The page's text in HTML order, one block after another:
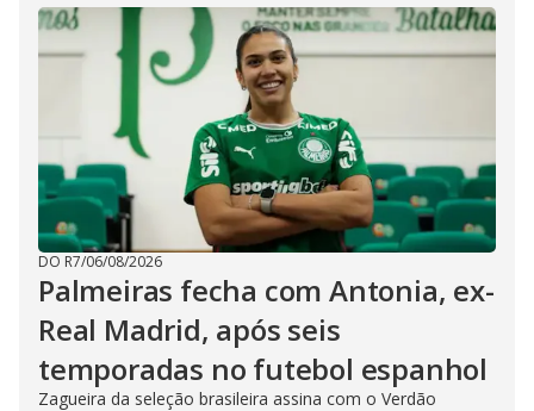
DO R7/06/08/2026
Palmeiras fecha com Antonia, ex-
Real Madrid, após seis
temporadas no futebol espanhol
Zagueira da seleção brasileira assina com o Verdão